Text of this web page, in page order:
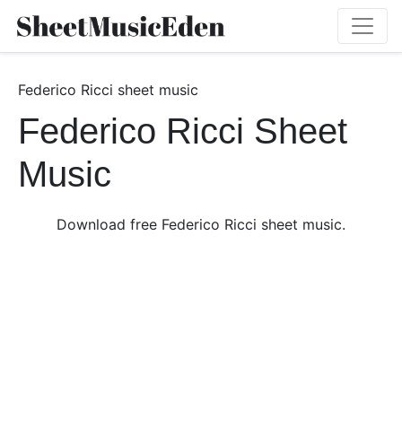
Federico Ricci sheet music
Federico Ricci Sheet
Music
Download free Federico Ricci sheet music.